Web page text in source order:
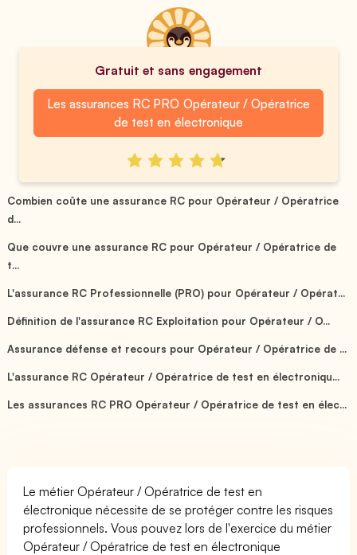
Gratuit et sans engagement
Les assurances RC PRO Opérateur / Opératrice
de test en électronique
Combien coûte une assurance RC pour Opérateur / Opératrice
d...
Que couvre une assurance RC pour Opérateur / Opératrice de
t...
L'assurance RC Professionnelle (PRO) pour Opérateur / Opérat...
Définition de l'assurance RC Exploitation pour Opérateur / O...
Assurance défense et recours pour Opérateur / Opératrice de ...
L'assurance RC Opérateur / Opératrice de test en électroniqu...
Les assurances RC PRO Opérateur / Opératrice de test en élec...
Le métier Opérateur / Opératrice de test en
électronique nécessite de se protéger contre les risques
professionnels. Vous pouvez lors de l'exercice du métier
Opérateur / Opératrice de test en électronique